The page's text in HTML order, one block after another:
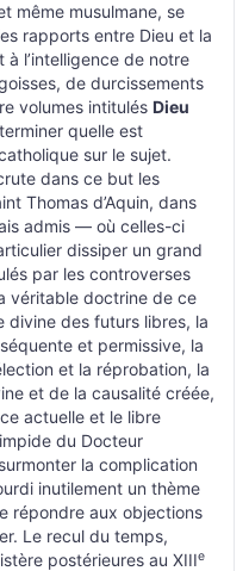
même musulmane, se
rapports entre Dieu et la
à l’intelligence de notre
de durcissements
volumes intitulés Dieu
quelle est
sur le sujet.
dans ce but les
Thomas d’Aquin, dans
admis — où celles-ci
dissiper un grand
par les controverses
véritable doctrine de ce
divine des futurs libres, la
et permissive, la
et la réprobation, la
et de la causalité créée,
actuelle et le libre
du Docteur
la complication
inutilement un thème
répondre aux objections
Le recul du temps,
postérieures au XIIIe